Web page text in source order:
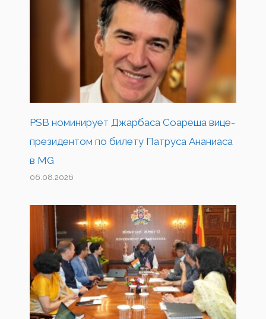
PSB номинирует Джарбаса Соареша вице-
президентом по билету Патруса Ананиаса
в MG
06.08.2026